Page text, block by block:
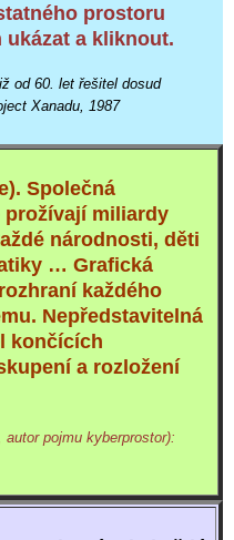
prostoru
ukázat a kliknout.
od 60. let řešitel dosud
Xanadu, 1987
Společná
prožívají miliardy
národnosti, děti
… Grafická
každého
Nepředstavitelná
končících
a rozložení
pojmu kyberprostor):